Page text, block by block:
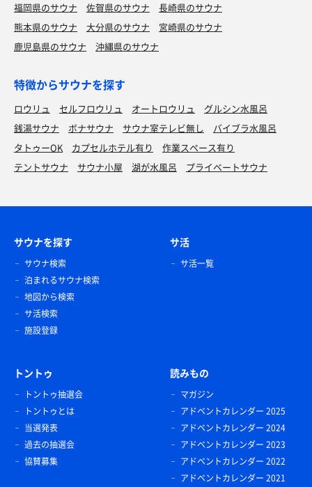
福岡県のサウナ 佐賀県のサウナ
長崎県のサウナ
熊本県のサウナ
大分県のサウナ
宮崎県のサウナ
鹿児島県のサウナ
沖縄県のサウナ
特徴からサウナを探す
ロウリュ セルフロウリュ オートロウリュ
グルシン水風呂
銭湯サウナ
ボナサウナ サウナ室テレビ無し
バイブラ水風呂
タトゥーOK
カプセルホテル有り
作業スペース有り
テントサウナ
サウナ小屋 湖が水風呂 プライベートサウナ
サウナを探す
サウナ検索
泊まれるサウナ検索
地図から検索
サ活検索
施設登録
サ活
サ活一覧
トントゥ
トントゥ抽選会
トントゥとは
当選発表
過去の抽選会
協賛募集
読みもの
マガジン
アドベントカレンダー 2025
アドベントカレンダー 2024
アドベントカレンダー 2023
アドベントカレンダー 2022
アドベントカレンダー 2021